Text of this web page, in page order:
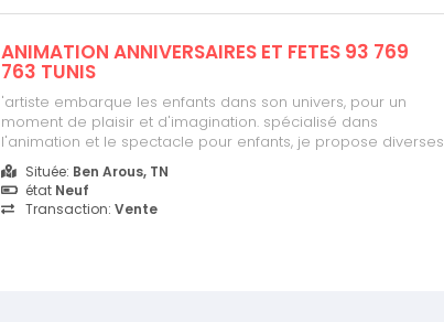
ANIMATION ANNIVERSAIRES ET FETES 93 769
763 TUNIS
'artiste embarque les enfants dans son univers, pour un
moment de plaisir et d'imagination. spécialisé dans
l'animation et le spectacle pour enfants, je propose diverses
formules d'animation pour enfants en incorporant dans son
numéro tours de magie, karaoké , jeux, mini disco... une
animation variée pouvant s'adapter ...
Située: Ben Arous, TN
état Neuf
Transaction: Vente